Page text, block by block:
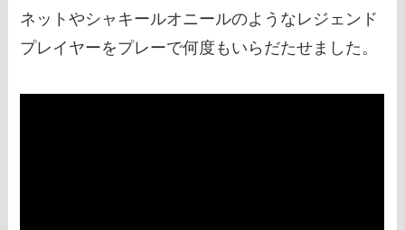
ネットやシャキールオニールのようなレジェンド
プレイヤーをプレーで何度もいらだたせました。